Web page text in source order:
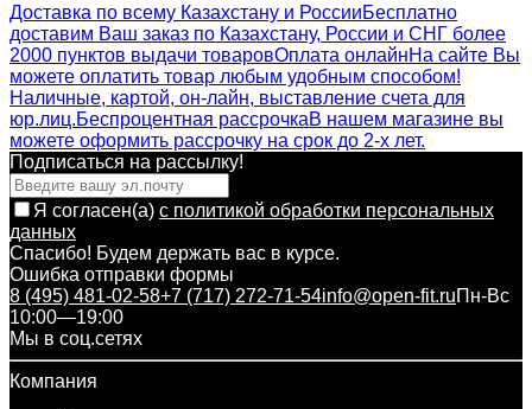
Доставка по всему Казахстану и РоссииБесплатно
доставим Ваш заказ по Казахстану, России и СНГ более
2000 пунктов выдачи товаровОплата онлайнНа сайте Вы
можете оплатить товар любым удобным способом!
Наличные, картой, он-лайн, выставление счета для
юр.лиц.Беспроцентная рассрочкаВ нашем магазине вы
можете оформить рассрочку на срок до 2-х лет.
Подписаться на рассылкy!
Я согласен(a) с политикой обработки персональных
данных
Спасибо! Будем держать вас в курсе.
Ошибка отправки формы
8 (495) 481-02-58+7 (717) 272-71-54info@open-fit.ruПн-Вс
10:00—19:00
Мы в соц.сетях
Компания